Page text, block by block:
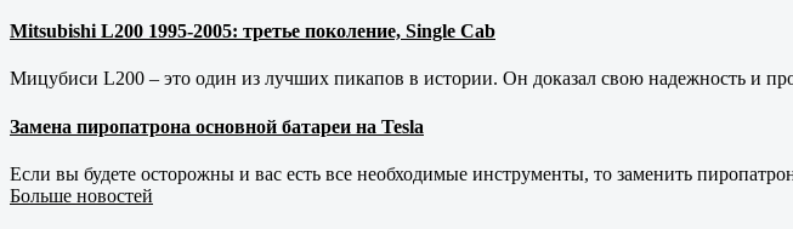
Mitsubishi L200 1995-2005: третье поколение, Single Cab
Мицубиси L200 – это один из лучших пикапов в истории. Он доказал свою надежность и
Замена пиропатрона основной батареи на Tesla
Если вы будете осторожны и вас есть все необходимые инструменты, то заменить
Больше новостей